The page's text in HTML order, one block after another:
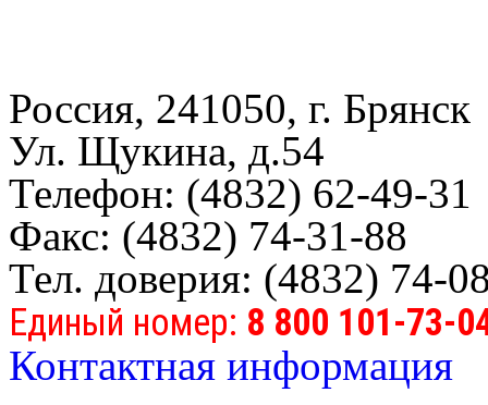
Россия, 241050, г. Брянск
Ул. Щукина, д.54
Телефон: (4832) 62-49-31
Факс: (4832) 74-31-88
Тел. доверия: (4832) 74-
Единый номер: 8 800 101-73-
Контактная информация